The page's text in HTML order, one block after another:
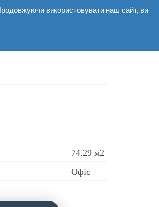
використовувати наш сайт, ви
Новини Контакти
74.29 м2
Офіс